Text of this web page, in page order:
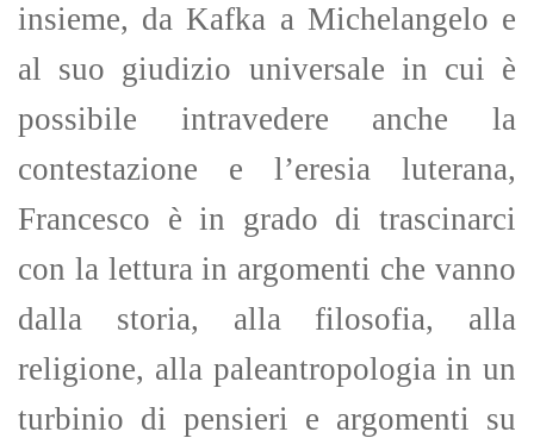
insieme, da Kafka a Michelangelo e
al suo giudizio universale in cui è
possibile intravedere anche la
contestazione e l’eresia luterana,
Francesco è in grado di trascinarci
con la lettura in argomenti che vanno
dalla storia, alla filosofia, alla
religione, alla paleantropologia in un
turbinio di pensieri e argomenti su